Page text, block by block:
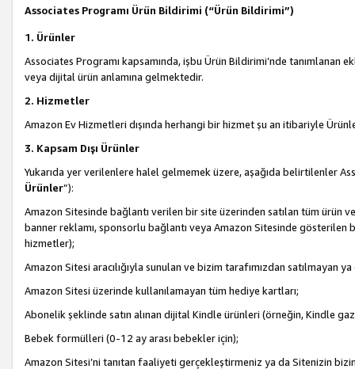
Associates Programı Ürün Bildirimi (“Ürün Bildirimi”)
1. Ürünler
Associates Programı kapsamında, işbu Ürün Bildirimi’nde
veya dijital ürün anlamına gelmektedir.
2. Hizmetler
Amazon Ev Hizmetleri dışında herhangi bir hizmet şu an itibariyle
3. Kapsam Dışı Ürünler
Yukarıda yer verilenlere halel gelmemek üzere, aşağıda belirtilenler
Ürünler”):
Amazon Sitesinde bağlantı verilen bir site üzerinden satılan tüm ürün
banner reklamı, sponsorlu bağlantı veya Amazon Sitesinde gösterilen
hizmetler);
Amazon Sitesi aracılığıyla sunulan ve bizim tarafımızdan satılmayan
Amazon Sitesi üzerinde kullanılamayan tüm hediye kartları;
Abonelik şeklinde satın alınan dijital Kindle ürünleri (örneğin, Kindle
Bebek formülleri (0-12 ay arası bebekler için);
Amazon Sitesi’ni tanıtan faaliyeti gerçekleştirmeniz ya da Sitenizin